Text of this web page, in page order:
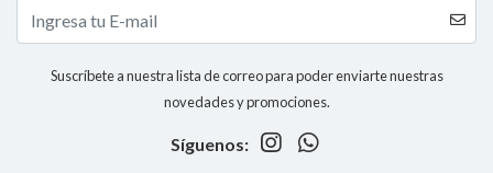
Suscríbete a nuestra lista de correo para poder enviarte nuestras
novedades y promociones.
Síguenos: